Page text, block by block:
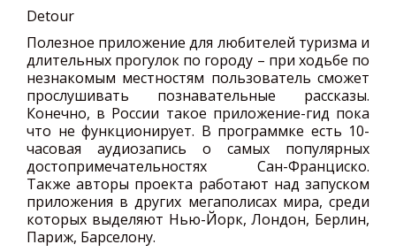
Detour
Полезное приложение для любителей туризма и
длительных прогулок по городу – при ходьбе по
незнакомым местностям пользователь сможет
прослушивать познавательные рассказы.
Конечно, в России такое приложение-гид пока
что не функционирует. В программке есть 10-
часовая аудиозапись о самых популярных
достопримечательностях Сан-Франциско.
Также авторы проекта работают над запуском
приложения в других мегаполисах мира, среди
которых выделяют Нью-Йорк, Лондон, Берлин,
Париж, Барселону.